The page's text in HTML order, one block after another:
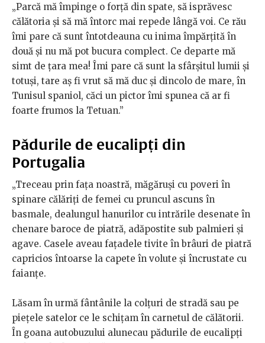
„Parcă mă împinge o forță din spate, să isprăvesc
călătoria și să mă întorc mai repede lângă voi. Ce rău
îmi pare că sunt întotdeauna cu inima împărțită în
două și nu mă pot bucura complect. Ce departe mă
simt de țara mea! Îmi pare că sunt la sfârșitul lumii și
totuși, tare aș fi vrut să mă duc și dincolo de mare, în
Tunisul spaniol, căci un pictor îmi spunea că ar fi
foarte frumos la Tetuan.”
Pădurile de eucalipți din
Portugalia
„Treceau prin fața noastră, măgăruși cu poveri în
spinare călăriți de femei cu pruncul ascuns în
basmale, dealungul hanurilor cu intrările desenate în
chenare baroce de piatră, adăpostite sub palmieri și
agave. Casele aveau fațadele tivite în brâuri de piatră
capricios întoarse la capete în volute și încrustate cu
faianțe.
Lăsam în urmă fântânile la colțuri de stradă sau pe
piețele satelor ce le schițam în carnetul de călătorii.
În goana autobuzului alunecau pădurile de eucalipți